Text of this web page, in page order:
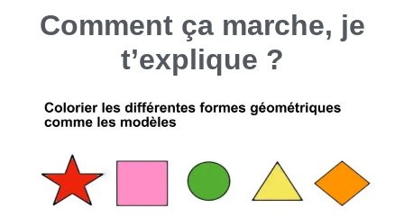
Comment ça marche, je
t’explique ?